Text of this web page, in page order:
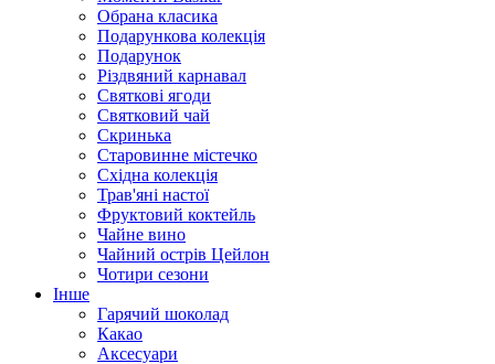
Обрана класика
Подарункова колекція
Подарунок
Різдвяний карнавал
Святкові ягоди
Святковий чай
Скринька
Старовинне містечко
Східна колекція
Трав'яні настої
Фруктовий коктейль
Чайне вино
Чайний острів Цейлон
Чотири сезони
Інше
Гарячий шоколад
Какао
Аксесуари